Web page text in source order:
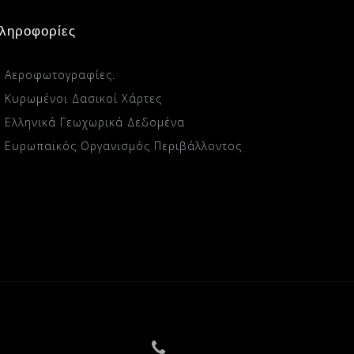
Αεροφωτογραφίες.
Κυρωμένοι Δασικοί Χάρτες
Ελληνικά Γεωχωρικά Δεδομένα
Ευρωπαϊκός Οργανισμός Περιβάλλοντος